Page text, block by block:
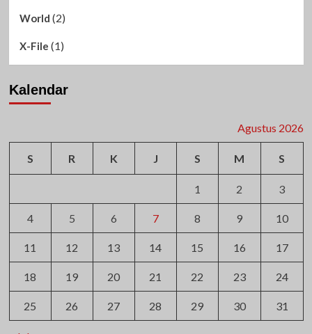
World (2)
X-File (1)
Kalendar
Agustus 2026
S R K J S M S
1 2 3
4 5 6 7 8 9 10
11 12 13 14 15 16 17
18 19 20 21 22 23 24
25 26 27 28 29 30 31